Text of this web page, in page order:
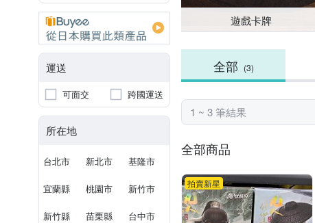
運送
可面交 跨國運送
所在地
台北市 新北市 基隆市
宜蘭縣 桃園市 新竹市
新竹縣 苗栗縣 台中市
遊戲卡牌
全部 (3)
1 ~ 3 筆結果
全部商品
拍賣新星